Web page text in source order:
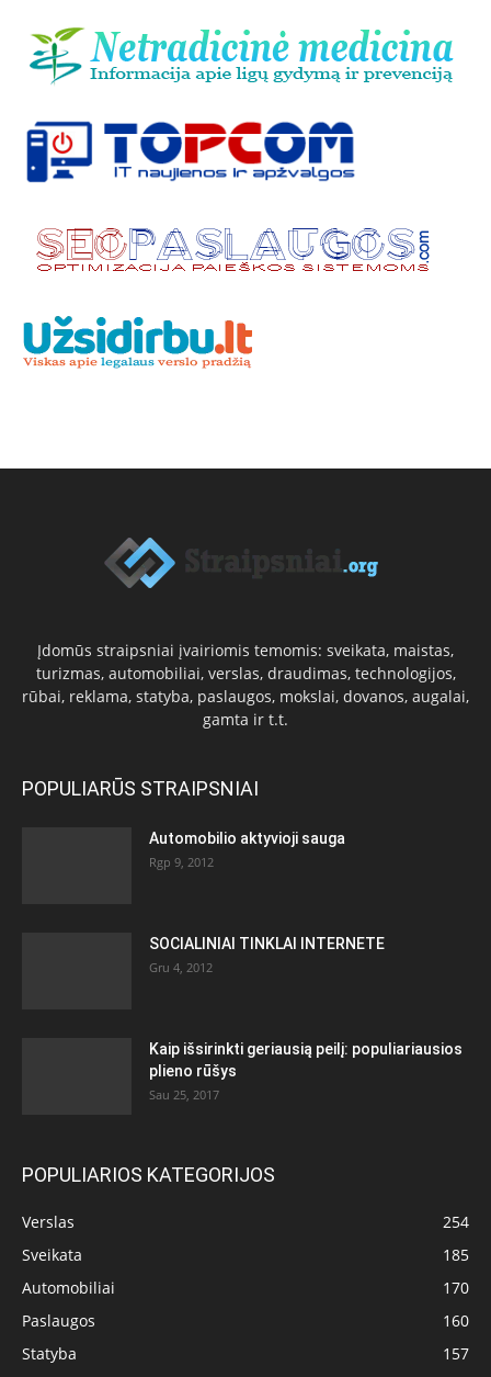
Įdomūs straipsniai įvairiomis temomis: sveikata, maistas,
turizmas, automobiliai, verslas, draudimas, technologijos,
rūbai, reklama, statyba, paslaugos, mokslai, dovanos, augalai,
gamta ir t.t.
POPULIARŪS STRAIPSNIAI
Automobilio aktyvioji sauga
Rgp 9, 2012
SOCIALINIAI TINKLAI INTERNETE
Gru 4, 2012
Kaip išsirinkti geriausią peilį: populiariausios
plieno rūšys
Sau 25, 2017
POPULIARIOS KATEGORIJOS
Verslas
254
Sveikata
185
Automobiliai
170
Paslaugos
160
Statyba
157